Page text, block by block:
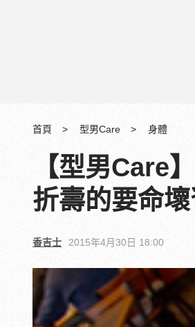
首頁 型男Care 身體
【型男Care
折壽的要命壞
香吉士 2015年4月30日 18:00